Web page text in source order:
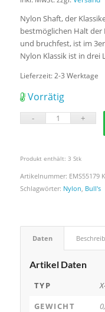
Nylon Shaft, der
bestmöglichen Halt der
und bruchfest, ist im
Nylon Klassik ist in drei
Lieferzeit: 2-3 Werktage
Vorrätig
Produkt enthält: 3 Stk
Artikelnummer: EMS55179
Schlagwörter: Nylon, Bull's
Daten
Artikel Daten
TYP
GEWICHT